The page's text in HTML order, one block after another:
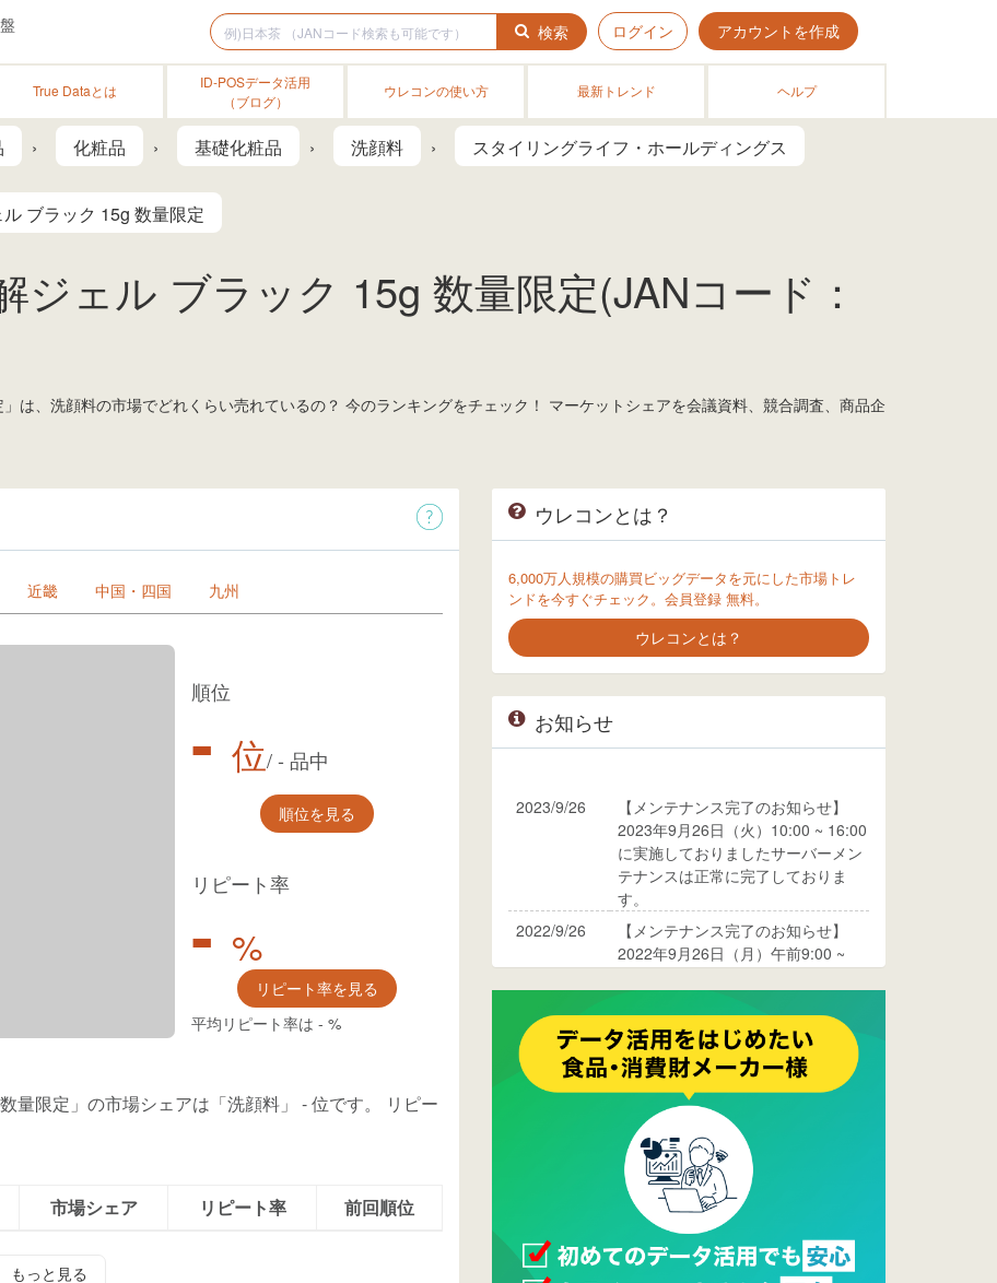
検索 ログイン アカウントを作成
True Dataとは
ID-POSデータ活用
（ブログ）
ウレコンの使い方 最新トレンド ヘルプ
化粧品 基礎化粧品 洗顔料 スタイリングライフ・ホールディングス
ブラック 15g 数量限定
ジェル ブラック 15g 数量限定(JANコード：
は、洗顔料の市場でどれくらい売れているの？ 今のランキングをチェック！ マーケットシェアを会議資料、競合調査、商品企
近畿 中国・四国 九州
順位
- 位/- 品中
順位を見る
リピート率
- %
リピート率を見る
平均リピート率は - %
量限定」の市場シェアは「洗顔料」 -位です。
リピー
市場シェア リピート率 前回順位
もっと見る
ウレコンとは？
6,000万人規模の購買ビッグデータを元にした市場トレ
ンドを今すぐチェック。会員登録 無料。
ウレコンとは？
お知らせ
2023/9/26
【メンテナンス完了のお知らせ】
2023年9月26日（火）10:00 ~ 16:00
に実施しておりましたサーバーメン
テナンスは正常に完了しておりま
す。
2022/9/26
【メンテナンス完了のお知らせ】
2022年9月26日（月）午前9:00 ~
ります。
2017/05/17
ウレコンでブログ掲載が始まりまし
た。ぜひご覧ください。
ウレコンのサイト機能を大幅バージ
ョンアップ。詳細はこちら。⇒
ページへ
ウレコンが機能拡充し、サイトリニ
ューアルしました。⇒
Facebook
2015/04/30
Facebookページを開設しました。